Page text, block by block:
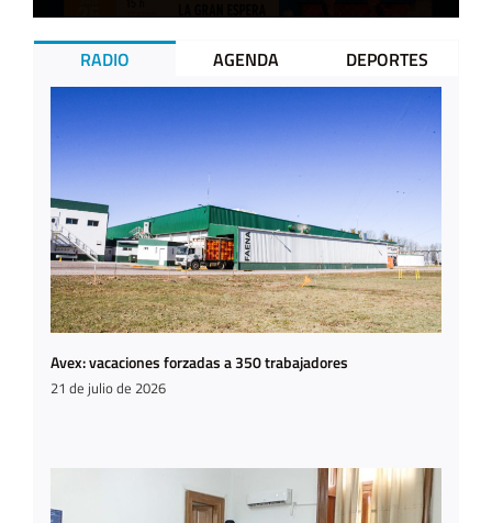
RADIO AGENDA DEPORTES
Avex: vacaciones forzadas a 350 trabajadores
21 de julio de 2026